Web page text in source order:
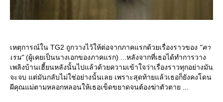
เหตุการณ์ใน TG2 ถูกวางไว้ให้ต่อจากภาคแรกด้วยเรื่องราวของ "คา
เรน"(ผู้เคยเป็นนางเอกของภาคแรก) ...หลังจากที่เธอได้ทำการวาง
เพลิงบ้านเฮี้ยนหลังนั้นไปแล้วด้วยความเข้าใจว่าเรื่องราวทุกอย่างมัน
จะจบ แต่มันกลับไม่ใช่อย่างนั้นเลย เพราะสุดท้ายแล้วเธอก็ยังคงโดน
ผีคุณแม่ตามหลอกหลอนให้เธอเข็ดขยาดจนต้องฆ่าตัวตาย ...